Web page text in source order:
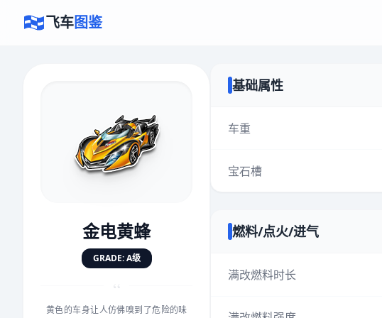
飞车图鉴
金电黄蜂
GRADE: A级
“
黄色的车身让人仿佛嗅到了危险的味
基础属性
车重
宝石槽
燃料/点火/进气
满改燃料时长
评价赛车
速度 5.0分
对抗
★★★★★★
手感 5.0分